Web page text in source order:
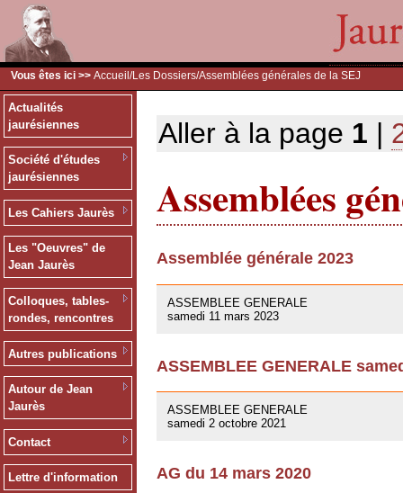
Vous êtes ici >> Accueil /Les Dossiers/Assemblées générales de la SEJ
Actualités
jaurésiennes
Société d'études
jaurésiennes
Les Cahiers Jaurès
Les "Oeuvres" de
Jean Jaurès
Colloques, tables-
rondes, rencontres
Autres publications
Autour de Jean
Jaurès
Contact
Lettre d'information
Aller à la page 1 |
Assemblées
Assemblée générale 2023
ASSEMBLEE GENERALE
samedi 11 mars 2023
ASSEMBLEE GENERALE
ASSEMBLEE GENERALE
samedi 2 octobre 2021
AG du 14 mars 2020